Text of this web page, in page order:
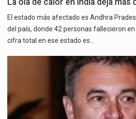
La ola de calor en India deja más
El estado más afectado es Andhra
del país, donde 42 personas fallecieron
cifra total en ese estado es…